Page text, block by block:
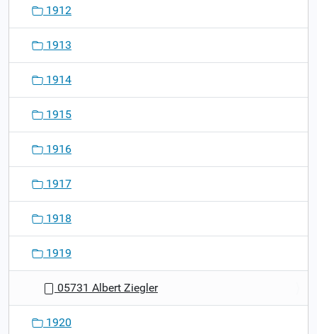
1912
1913
1914
1915
1916
1917
1918
1919
05731 Albert Ziegler
1920